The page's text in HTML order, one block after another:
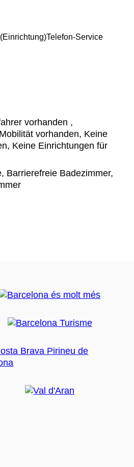
Telefon-Service
vorhanden ,
vorhanden, Keine
Keine Einrichtungen für
Barrierefreie Badezimmer,